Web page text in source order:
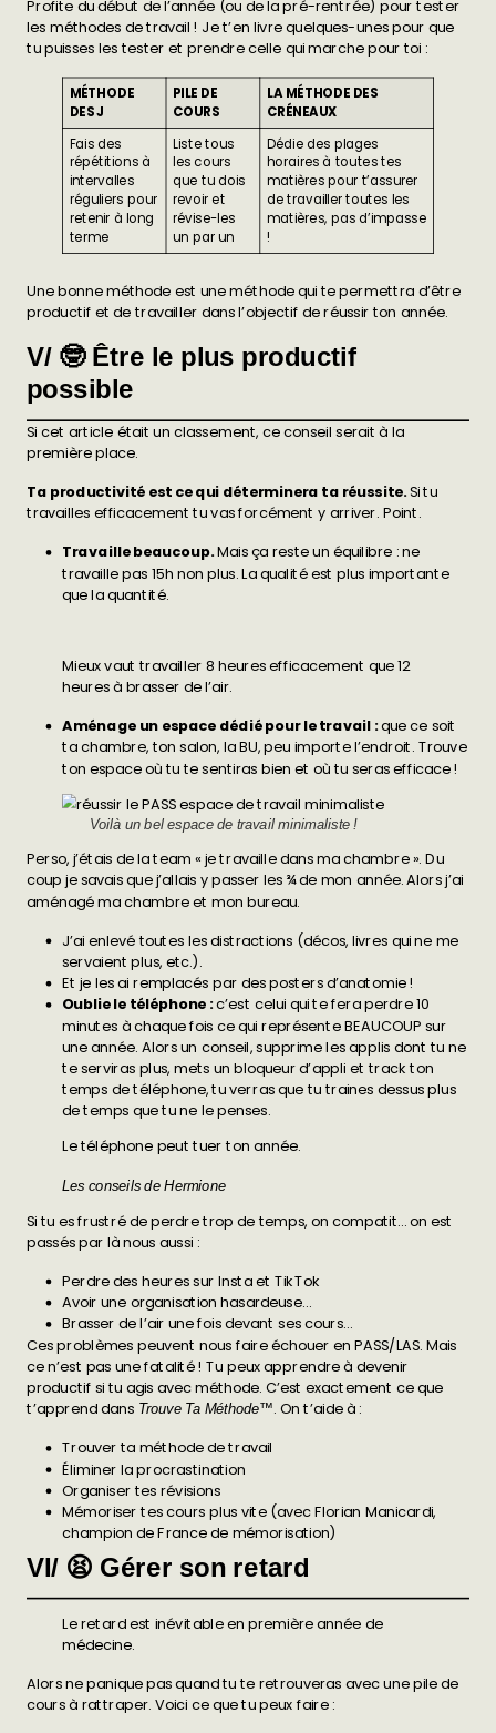
Profite du début de l’année (ou de la pré-rentrée) pour tester
les méthodes de travail ! Je t’en livre quelques-unes pour que
tu puisses les tester et prendre celle qui marche pour toi :
MÉTHODE
DES J
PILE DE
COURS
LA MÉTHODE DES
CRÉNEAUX
Fais des
répétitions à
intervalles
réguliers pour
retenir à long
terme
Liste tous
les cours
que tu dois
revoir et
révise-les
un par un
Dédie des plages
horaires à toutes tes
matières pour t’assurer
de travailler toutes les
matières, pas d’impasse
!
Une bonne méthode est une méthode qui te permettra d’être
productif et de travailler dans l’objectif de réussir ton année.
V/ 🤓 Être le plus productif
possible
Si cet article était un classement, ce conseil serait à la
première place.
Ta productivité est ce qui déterminera ta réussite.Si tu
travailles efficacement tu vas forcément y arriver. Point.
Travaille beaucoup.Mais ça reste un équilibre : ne
travaille pas 15h non plus. La qualité est plus importante
que la quantité.
Mieux vaut travailler 8 heures efficacement que 12
heures à brasser de l’air.
Aménage un espace dédié pour le travail :que ce soit
ta chambre, ton salon, la BU, peu importe l’endroit. Trouve
ton espace où tu te sentiras bien et où tu seras efficace !
Voilà un bel espace de travail minimaliste !
Perso, j’étais de la team « je travaille dans ma chambre ». Du
coup je savais que j’allais y passer les ¾ de mon année. Alors j’ai
aménagé ma chambre et mon bureau.
J’ai enlevé toutes les distractions (décos, livres qui ne me
servaient plus, etc.).
Et je les ai remplacés par des posters d’anatomie !
Oublie le téléphone :c’est celui qui te fera perdre 10
minutes à chaque fois ce qui représente BEAUCOUP sur
une année. Alors un conseil, supprime les applis dont tu ne
te serviras plus, mets un bloqueur d’appli et track ton
temps de téléphone, tu verras que tu traines dessus plus
de temps que tu ne le penses.
Le téléphone peut tuer ton année.
Les conseils de Hermione
Si tu es frustré de perdre trop de temps, on compatit… on est
passés par là nous aussi :
Perdre des heures sur Insta et TikTok
Avoir une organisation hasardeuse…
Brasser de l’air une fois devant ses cours…
Ces problèmes peuvent nous faire échouer en PASS/LAS. Mais
ce n’est pas une fatalité ! Tu peux apprendre à devenir
productif si tu agis avec méthode. C’est exactement ce que
t’apprend dans Trouve Ta Méthode™️. On t’aide à :
Trouver ta méthode de travail
Éliminer la procrastination
Organiser tes révisions
Mémoriser tes cours plus vite (avec Florian Manicardi,
champion de France de mémorisation)
VI/ 😫 Gérer son retard
Le retard est inévitable en première année de
médecine.
Alors ne panique pas quand tu te retrouveras avec une pile de
cours à rattraper. Voici ce que tu peux faire :